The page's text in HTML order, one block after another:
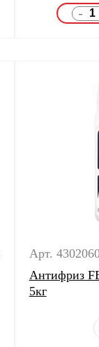
-
Арт.
Антифриз
5кг